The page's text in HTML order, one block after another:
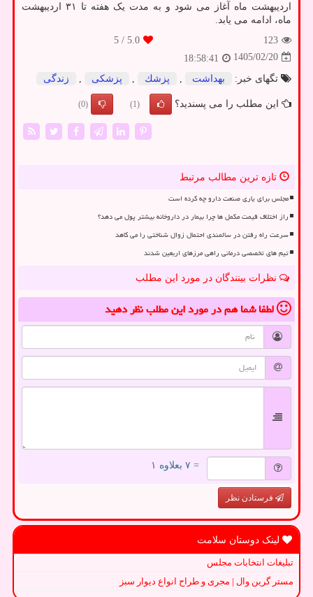
اردیبهشت ماه آغاز می شود و به مدت یک هفته تا ۳۱ اردیبهشت
ماه، ادامه می یابد.
123
5.0
/ 5
1405/02/20
18:58:41
تگهای خبر:
بهداشت پزشك پزشكی زندگی
این مطلب را می پسندید؟ (1)
(0)
تازه ترین مطالب مرتبط
مجلس برای یاری صنعت دارو چه کرده است
راز اختلاف قیمت مکمل ها چرا بیمار در داروخانه بیشتر پول می دهد؟
سرعت راه رفتن در سالمندی احتمال زوال شناختی را می کاهد
تیم های تخصصی درمانی راهی مرزهای اربعین شدند
نظرات بینندگان در مورد این مطلب
لطفا شما همدر مورد این مطلبنظر دهید
= ۷ بعلاوه ۱
فرستادن نظر
لینک دوستان سلامت
تبلیغات انتخابات مجلس
مستر گرین وال | مجری و طراح انواع دیوار سبز